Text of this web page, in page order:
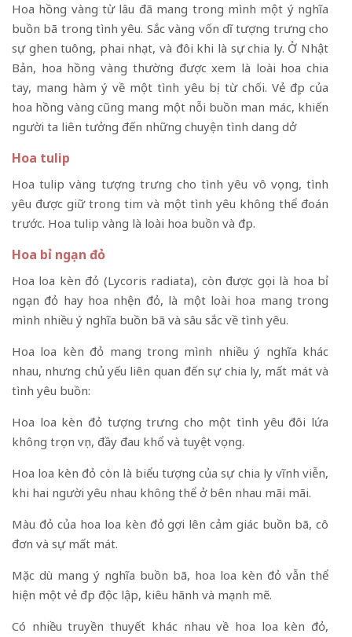
Hoa hồng vàng từ lâu đã mang trong mình một ý nghĩa
buồn bã trong tình yêu. Sắc vàng vốn dĩ tượng trưng cho
sự ghen tuông, phai nhạt, và đôi khi là sự chia ly. Ở Nhật
Bản, hoa hồng vàng thường được xem là loài hoa chia
tay, mang hàm ý về một tình yêu bị từ chối. Vẻ đẹp của
hoa hồng vàng cũng mang một nỗi buồn man mác, khiến
người ta liên tưởng đến những chuyện tình dang dở
Hoa tulip
Hoa tulip vàng tượng trưng cho tình yêu vô vọng, tình
yêu được giữ trong tim và một tình yêu không thể đoán
trước. Hoa tulip vàng là loài hoa buồn và đẹp.
Hoa bỉ ngạn đỏ
Hoa loa kèn đỏ (Lycoris radiata), còn được gọi là hoa bỉ
ngạn đỏ hay hoa nhện đỏ, là một loài hoa mang trong
mình nhiều ý nghĩa buồn bã và sâu sắc về tình yêu.
Hoa loa kèn đỏ mang trong mình nhiều ý nghĩa khác
nhau, nhưng chủ yếu liên quan đến sự chia ly, mất mát và
tình yêu buồn:
Hoa loa kèn đỏ tượng trưng cho một tình yêu đôi lứa
không trọn vẹn, đầy đau khổ và tuyệt vọng.
Hoa loa kèn đỏ còn là biểu tượng của sự chia ly vĩnh viễn,
khi hai người yêu nhau không thể ở bên nhau mãi mãi.
Màu đỏ của hoa loa kèn đỏ gợi lên cảm giác buồn bã, cô
đơn và sự mất mát.
Mặc dù mang ý nghĩa buồn bã, hoa loa kèn đỏ vẫn thể
hiện một vẻ đẹp độc lập, kiêu hãnh và mạnh mẽ.
Có nhiều truyền thuyết khác nhau về hoa loa kèn đỏ,